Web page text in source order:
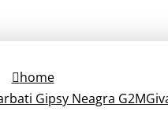
home
Gipsy Neagra